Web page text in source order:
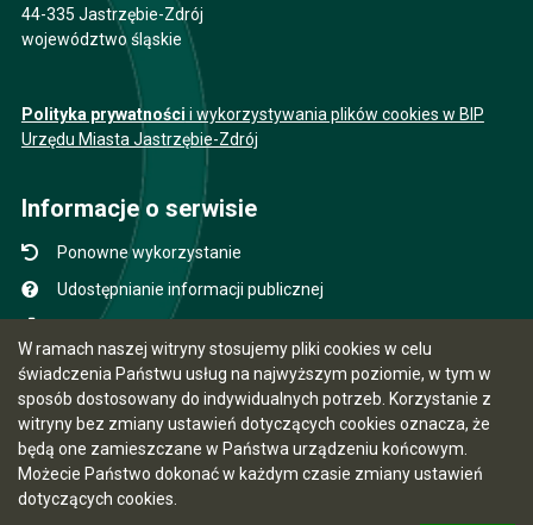
W ramach naszej witryny stosujemy pliki cookies w celu
świadczenia Państwu usług na najwyższym poziomie, w tym w
sposób dostosowany do indywidualnych potrzeb. Korzystanie z
witryny bez zmiany ustawień dotyczących cookies oznacza, że
będą one zamieszczane w Państwa urządzeniu końcowym.
Możecie Państwo dokonać w każdym czasie zmiany ustawień
dotyczących cookies.
44-335 Jastrzębie-Zdrój
województwo śląskie
Polityka prywatności i wykorzystywania plików cookies w BIP
Urzędu Miasta Jastrzębie-Zdrój
Informacje o serwisie
Ponowne wykorzystanie
Udostępnianie informacji publicznej
Instrukcja obsługi
Statystyki oglądalności
Ostatnio dodane
Ostatnia aktualizacja BIP: 05.08.2026 13:41